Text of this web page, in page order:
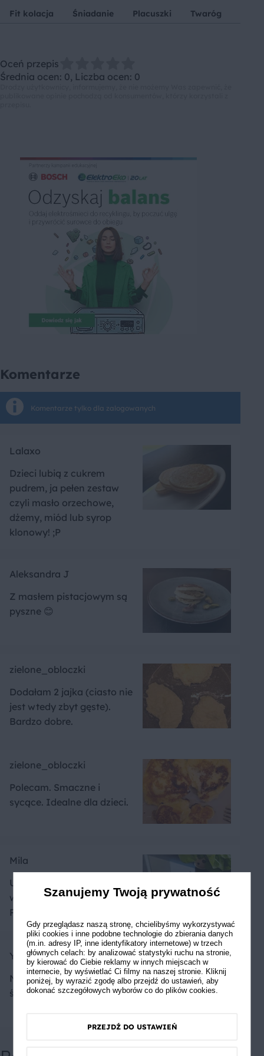
Fit kolacja Śniadanie Placuszki Twaróg
Oceń przepis
Średnia ocen: 0, Liczba ocen: 0
Komentarze
Komentarze tylko dla zalogowanych
Lalaxo
Dzieci lubią z cukrem
pudrem, ja pełen zestaw
czyli masło orzechowe,
dżemy, miód lub syrop
klonowy! ;P
Aleksandra J
Z masłem pistacjowym są
pyszne 😊
zielone_obloczki
Dodałam 2 jajka (ciasto nie
jest wtedy zbyt gęste).
Bardzo dobre.
zielone_obloczki
Polecam. Smaczne i
sycące. Idealne dla dzieci.
Mila
U mnie polany grubą
warstwą czekokady.
Pyszny
Yuliya
Najpyszniejsze danie na
śniadanie
Szanujemy Twoją prywatność
Gdy przeglądasz naszą stronę, chcielibyśmy wykorzystywać
pliki cookies i inne podobne technologie do zbierania danych
(m.in. adresy IP, inne identyfikatory internetowe) w trzech
głównych celach: by analizować statystyki ruchu na stronie,
by kierować do Ciebie reklamy w innych miejscach w
internecie, by wyświetlać Ci filmy na naszej stronie. Kliknij
poniżej, by wyrazić zgodę albo przejdź do ustawień, aby
dokonać szczegółowych wyborów co do plików cookies.
PRZEJDŹ DO USTAWIEŃ